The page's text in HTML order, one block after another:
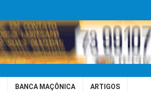
BANCA MAÇÔNICA ARTIGOS